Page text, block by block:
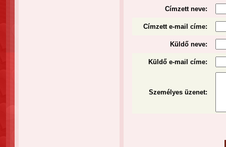
Címzett neve:
Címzett e-mail címe:
Küldő neve:
Küldő e-mail címe:
Személyes üzenet: